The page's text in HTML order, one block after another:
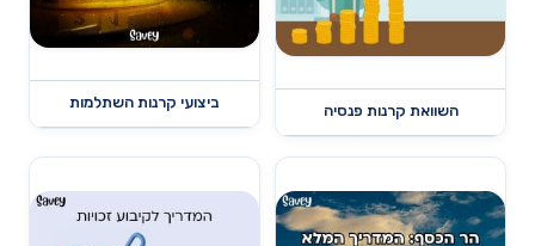
השוואת קרנות פנסיה
ביצועי קרנות השתלמות